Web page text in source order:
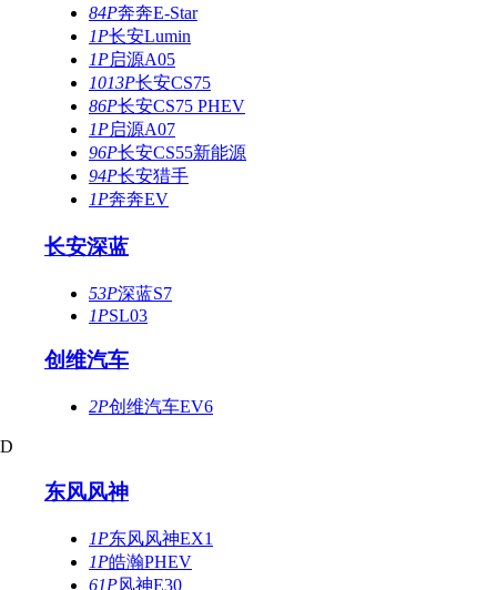
84P奔奔E-Star
1P长安Lumin
1P启源A05
1013P长安CS75
86P长安CS75 PHEV
1P启源A07
96P长安CS55新能源
94P长安猎手
1P奔奔EV
长安深蓝
53P深蓝S7
1PSL03
创维汽车
2P创维汽车EV6
D
东风风神
1P东风风神EX1
1P皓瀚PHEV
61P风神E30